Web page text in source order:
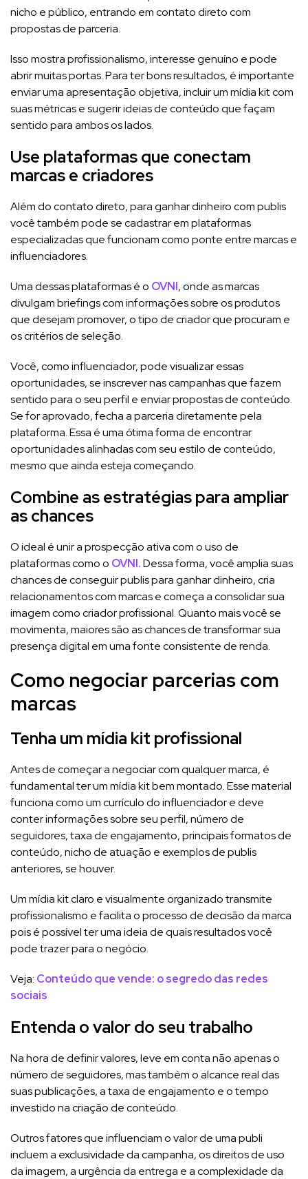
nicho e público, entrando em contato direto com
propostas de parceria.
Isso mostra profissionalismo, interesse genuíno e pode
abrir muitas portas. Para ter bons resultados, é importante
enviar uma apresentação objetiva, incluir um mídia kit com
suas métricas e sugerir ideias de conteúdo que façam
sentido para ambos os lados.
Use plataformas que conectam
marcas e criadores
Além do contato direto, para ganhar dinheiro com publis
você também pode se cadastrar em plataformas
especializadas que funcionam como ponte entre marcas e
influenciadores.
Uma dessas plataformas é o OVNI, onde as marcas
divulgam briefings com informações sobre os produtos
que desejam promover, o tipo de criador que procuram e
os critérios de seleção.
Você, como influenciador, pode visualizar essas
oportunidades, se inscrever nas campanhas que fazem
sentido para o seu perfil e enviar propostas de conteúdo.
Se for aprovado, fecha a parceria diretamente pela
plataforma. Essa é uma ótima forma de encontrar
oportunidades alinhadas com seu estilo de conteúdo,
mesmo que ainda esteja começando.
Combine as estratégias para ampliar
as chances
O ideal é unir a prospecção ativa com o uso de
plataformas como o OVNI.Dessa forma, você amplia suas
chances de conseguir publis para ganhar dinheiro, cria
relacionamentos com marcas e começa a consolidar sua
imagem como criador profissional. Quanto mais você se
movimenta, maiores são as chances de transformar sua
presença digital em uma fonte consistente de renda.
Como negociar parcerias com
marcas
Tenha um mídia kit profissional
Antes de começar a negociar com qualquer marca, é
fundamental ter um mídia kit bem montado. Esse material
funciona como um currículo do influenciador e deve
conter informações sobre seu perfil, número de
seguidores, taxa de engajamento, principais formatos de
conteúdo, nicho de atuação e exemplos de publis
anteriores, se houver.
Um mídia kit claro e visualmente organizado transmite
profissionalismo e facilita o processo de decisão da marca
pois é possível ter uma ideia de quais resultados você
pode trazer para o negócio.
Veja: Conteúdo que vende: o segredo das redes
sociais
Entenda o valor do seu trabalho
Na hora de definir valores, leve em conta não apenas o
número de seguidores, mas também o alcance real das
suas publicações, a taxa de engajamento e o tempo
investido na criação de conteúdo.
Outros fatores que influenciam o valor de uma publi
incluem a exclusividade da campanha, os direitos de uso
da imagem, a urgência da entrega e a complexidade da